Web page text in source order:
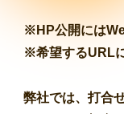
※HP公開には
※希望するURL
弊社では、打合